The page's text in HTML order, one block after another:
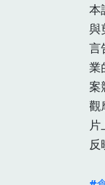
本
與
言
業
案
觀
片
反